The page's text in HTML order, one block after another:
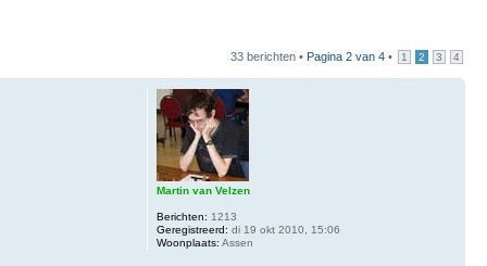
33 berichten • Pagina 2 van 4 • 1 2 3 4
Martin van Velzen
Berichten: 1213
Geregistreerd: di 19 okt 2010, 15:06
Woonplaats: Assen